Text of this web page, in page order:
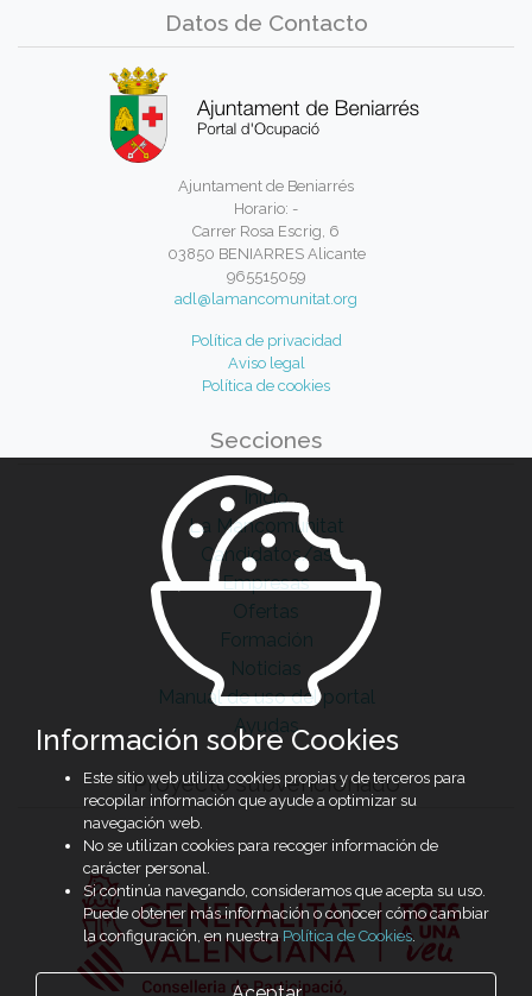
Datos de Contacto
Ajuntament de Beniarrés
Horario: -
Carrer Rosa Escrig, 6
03850 BENIARRES Alicante
965515059
adl@lamancomunitat.org
Política de privacidad
Aviso legal
Política de cookies
Secciones
Inicio
La Mancomunitat
Candidatos/as
Empresas
Ofertas
Formación
Noticias
Manual de uso del portal
Ayudas
Proyecto subvencionado
Información sobre Cookies
Este sitio web utiliza cookies propias y de terceros para
recopilar información que ayude a optimizar su
navegación web.
No se utilizan cookies para recoger información de
carácter personal.
Si continúa navegando, consideramos que acepta su uso.
Puede obtener más información o conocer cómo cambiar
la configuración, en nuestra Política de Cookies.